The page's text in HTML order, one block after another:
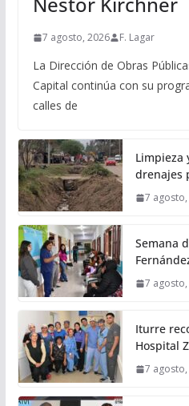
7 agosto, 2026 F. Lagar
La Dirección de Obras
Capital continúa con su
calles de
Limpieza
drenajes
7
Semana
7
Iturre
Hospital
7